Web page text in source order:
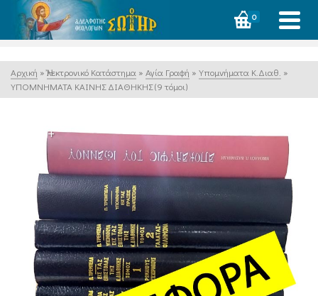
0
Αρχική » Ἠλεκτρονικό Κατάστημα » Αγία Γραφή » Υπομνήματα Κ.Διαθ. »
ΥΠΟΜΝΗΜΑΤΑ ΚΑΙΝΗΣ ΔΙΑΘΗΚΗΣ (9 τόμοι)